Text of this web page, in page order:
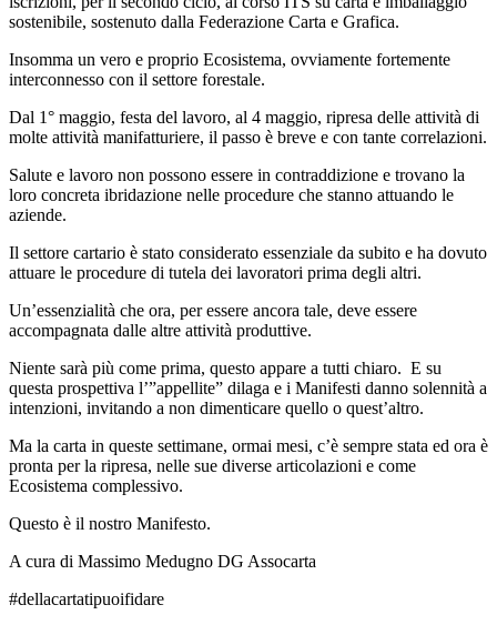
sostenibile, sostenuto dalla Federazione Carta e Grafica.
Insomma un vero e proprio Ecosistema, ovviamente fortemente
interconnesso con il settore forestale.
Dal 1° maggio, festa del lavoro, al 4 maggio, ripresa delle attività di
molte attività manifatturiere, il passo è breve e con tante correlazioni.
Salute e lavoro non possono essere in contraddizione e trovano la
loro concreta ibridazione nelle procedure che stanno attuando le
aziende.
Il settore cartario è stato considerato essenziale da subito e ha dovuto
attuare le procedure di tutela dei lavoratori prima degli altri.
Un’essenzialità che ora, per essere ancora tale, deve essere
accompagnata dalle altre attività produttive.
Niente sarà più come prima, questo appare a tutti chiaro. E su
questa prospettiva l’”appellite” dilaga e i Manifesti danno solennità a
intenzioni, invitando a non dimenticare quello o quest’altro.
Ma la carta in queste settimane, ormai mesi, c’è sempre stata ed ora è
pronta per la ripresa, nelle sue diverse articolazioni e come
Ecosistema complessivo.
Questo è il nostro Manifesto.
A cura di Massimo Medugno DG Assocarta
#dellacartatipuoifidare